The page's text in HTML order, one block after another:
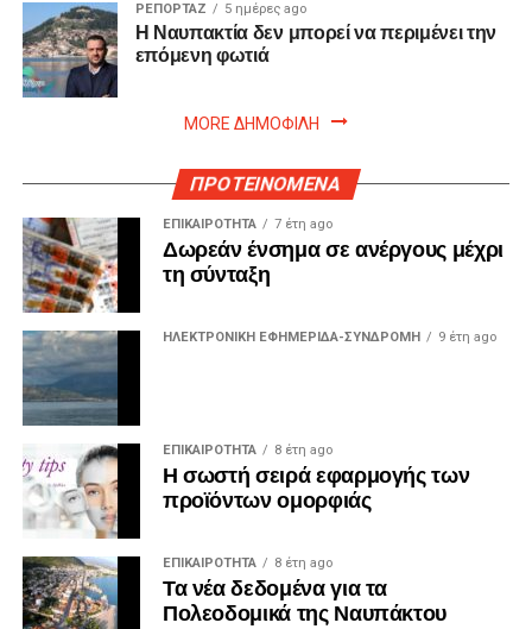
ΡΕΠΟΡΤΑΖ 5 ημέρες ago
Η Ναυπακτία δεν μπορεί να περιμένει την
επόμενη φωτιά
MORE ΔΗΜΟΦΙΛΗ
ΠΡΟΤΕΙΝΟΜΕΝΑ
ΕΠΙΚΑΙΡΟΤΗΤΑ 7 έτη ago
Δωρεάν ένσημα σε ανέργους μέχρι
τη σύνταξη
ΗΛΕΚΤΡΟΝΙΚΗ ΕΦΗΜΕΡΙΔΑ-ΣΥΝΔΡΟΜΗ 9 έτη ago
ΕΠΙΚΑΙΡΟΤΗΤΑ 8 έτη ago
Η σωστή σειρά εφαρμογής των
προϊόντων ομορφιάς
ΕΠΙΚΑΙΡΟΤΗΤΑ 8 έτη ago
Τα νέα δεδομένα για τα
Πολεοδομικά της Ναυπάκτου